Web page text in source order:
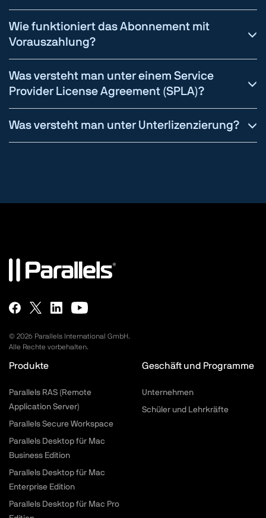
Wie funktioniert das Abonnement mit
Vorauszahlung?
Was versteht man unter einem Service
Provider License Agreement (SPLA)?
Was versteht man unter Unterlizenzierung?
© 2026 Parallels International GmbH.
Alle Rechte vorbehalten.
Produkte
Parallels RAS (Remote
Application Server)
Parallels Secure Workspace
Parallels Desktop für Mac
Business Edition
Parallels Desktop für Mac
Enterprise Edition
Parallels Desktop für Mac Pro
Geschäft und Programme
Unternehmen
Schüler und Lehrkräfte